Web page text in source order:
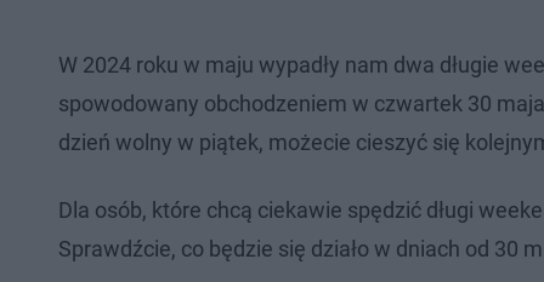
W 2024 roku w maju wypadły nam dwa długie
spowodowany obchodzeniem w czwartek 30
dzień wolny w piątek, możecie cieszyć się
Dla osób, które chcą ciekawie spędzić długi
Sprawdźcie, co będzie się działo w dniach od 30